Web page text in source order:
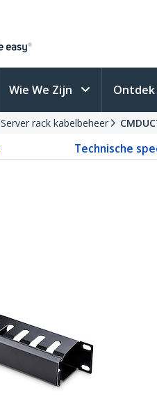
Wie We Zijn Ontdek
Server rack kabelbeheer
Technische